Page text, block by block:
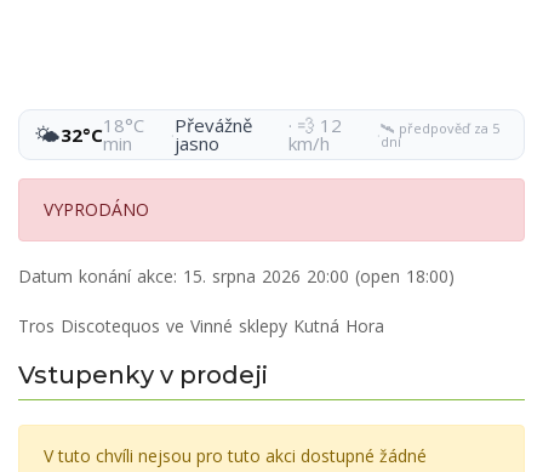
🌤️32°C18°C
min ·Převážně
jasno
· 💨 12
km/h ·🛰️ předpověď za 5
dní
VYPRODÁNO
Datum konání akce: 15. srpna 2026 20:00 (open 18:00)
Tros Discotequos ve Vinné sklepy Kutná Hora
Vstupenky v prodeji
V tuto chvíli nejsou pro tuto akci dostupné žádné